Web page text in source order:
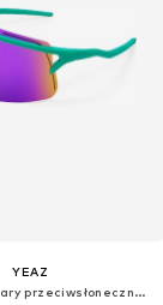
YEAZ
Sportowe okulary przeciwsłoneczne 'Sunshade'